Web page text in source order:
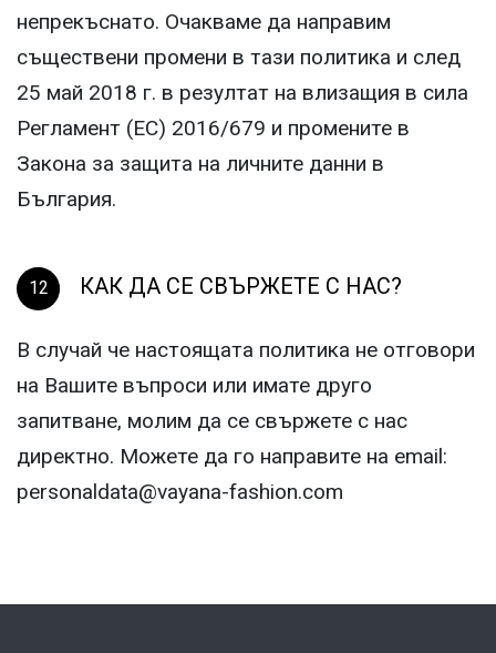
непрекъснато. Очакваме да направим
съществени промени в тази политика и след
25 май 2018 г. в резултат на влизащия в сила
Регламент (ЕС) 2016/679 и промените в
Закона за защита на личните данни в
България.
КАК ДА СЕ СВЪРЖЕТЕ С НАС?
В случай че настоящата политика не отговори
на Вашите въпроси или имате друго
запитване, молим да се свържете с нас
директно. Можете да го направите на email:
personaldata@vayana-fashion.com